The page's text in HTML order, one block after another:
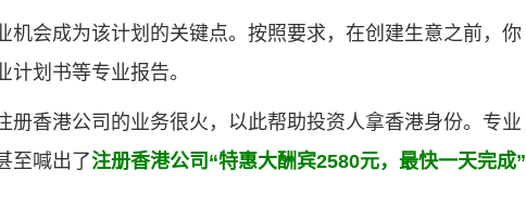
机会成为该计划的关键点。按照要求，在创建生意之前，你
划书等专业报告。
册香港公司 的业务很火，以此帮助投资人拿香港身份。专业
至喊出了注册香港公司“特惠大酬宾2580元，最快一天完成”